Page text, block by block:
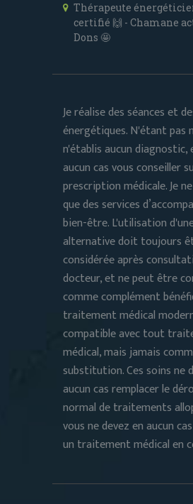
Thérapeute
certifié 🙌 - Chamane
Dons 🤩
Je réalise des séances et
énergétiques. N'étant pas
n'établis aucun diagnostic,
aucun cas vous conseiller
prescription médicale. Je
que des services
bien-être. L'utilisation
alternative doit toujours
considérée après
docteur, et ne peut être
comme complément
traitement médical
compatible avec tout
médical, mais jamais
substitution. Ces soins ne
aucun cas remplacer le
normal de traitements
vous ne devez en aucun
un traitement médical en